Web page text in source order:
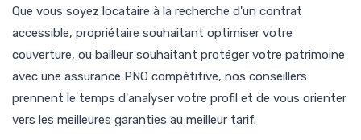
Que vous soyez locataire à la recherche d'un contrat
accessible, propriétaire souhaitant optimiser votre
couverture, ou bailleur souhaitant protéger votre patrimoine
avec une assurance PNO compétitive, nos conseillers
prennent le temps d'analyser votre profil et de vous orienter
vers les meilleures garanties au meilleur tarif.